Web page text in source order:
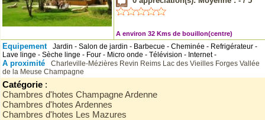
A environ 32 Kms de bouillon(centre)
Equipement
Jardin - Salon de jardin - Barbecue - Cheminée - Refrigérateur -
Lave linge - Sèche linge - Four - Micro onde - Télévision - Internet -
A proximité Charleville-Mézières Revin Reims Lac des Vieilles Forges Vallée
de la Meuse Champagne
Catégorie :
Chambres d'hotes Champagne Ardenne
Chambres d'hotes Ardennes
Chambres d'hotes Les Mazures